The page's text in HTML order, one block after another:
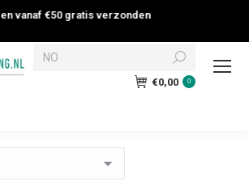
gratis verzonden
Search:
€0,00 0